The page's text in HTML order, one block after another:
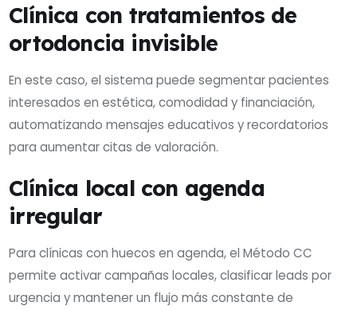
Clínica con tratamientos de
ortodoncia invisible
En este caso, el sistema puede segmentar pacientes
interesados en estética, comodidad y financiación,
automatizando mensajes educativos y recordatorios
para aumentar citas de valoración.
Clínica local con agenda
irregular
Para clínicas con huecos en agenda, el Método CC
permite activar campañas locales, clasificar leads por
urgencia y mantener un flujo más constante de